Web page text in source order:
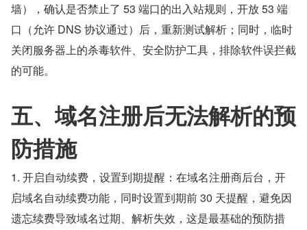
墙），确认是否禁止了 53 端口的出入站规则，开放 53 端
口（允许 DNS 协议通过）后，重新测试解析；同时，临时
关闭服务器上的杀毒软件、安全防护工具，排除软件误拦截
的可能。
五、域名注册后无法解析的预
防措施
1. 开启自动续费，设置到期提醒：在域名注册商后台，开
启域名自动续费功能，同时设置到期前 30 天提醒，避免因
遗忘续费导致域名过期、解析失效，这是最基础的预防措